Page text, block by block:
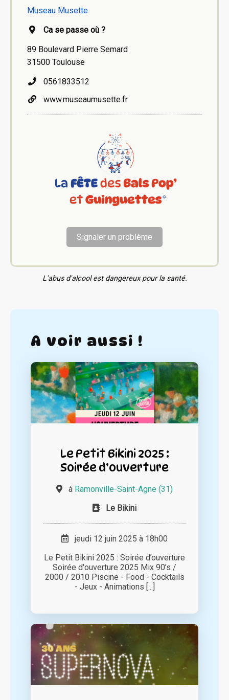
Museau Musette
Ca se passe où ?
89 Boulevard Pierre Semard
31500 Toulouse
0561833512
www.museaumusette.fr
Signaler un problème
L'abus d'alcool est dangereux pour la santé.
A voir aussi !
Le Petit Bikini 2025 :
Soirée d’ouverture
à Ramonville-Saint-Agne (31)
Le Bikini
jeudi 12 juin 2025 à 18h00
Le Petit Bikini 2025 : Soirée d’ouverture
Soirée d'ouverture 2025 Mix 90’s /
2000 / 2010 Piscine - Food - Cocktails
- Jeux - Animations [...]